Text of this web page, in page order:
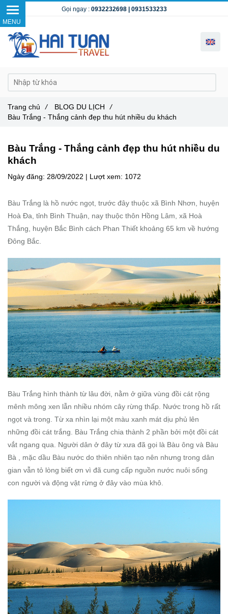
Bàu Trắng - Thắng cảnh đẹp thu hút nhiều du
khách
Ngày đăng: 28/09/2022 | Lượt xem: 1072
Bàu Trắng là hồ nước ngọt, trước đây thuộc xã Bình Nhơn, huyện
Hoà Đa, tỉnh Bình Thuận, nay thuộc thôn Hồng Lâm, xã Hoà
Thắng, huyện Bắc Bình cách Phan Thiết khoảng 65 km về hướng
Đông Bắc.
Bàu Trắng hình thành từ lâu đời, nằm ở giữa vùng đồi cát rộng
mênh mông xen lẫn nhiều nhóm cây rừng thấp. Nước trong hồ rất
ngọt và trong. Từ xa nhìn lại một màu xanh mát dịu phủ lên
những đồi cát trắng. Bàu Trắng chia thành 2 phần bởi một đồi cát
vắt ngang qua. Người dân ở đây từ xưa đã gọi là Bàu ông và Bàu
Bà , mặc dầu Bàu nước do thiên nhiên tạo nên nhưng trong dân
gian vẫn tỏ lòng biết ơn vì đã cung cấp nguồn nước nuôi sống
con người và động vật rừng ở đây vào mùa khô.
Trang chủ / BLOG DU LỊCH
/
Bàu Trắng - Thắng cảnh đẹp thu hút nhiều du khách
Gọi ngay : 0932232698 | 0931533233